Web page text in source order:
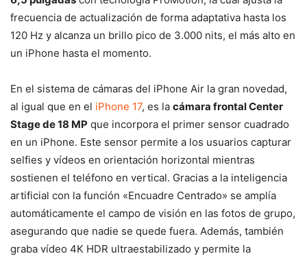
frecuencia de actualización de forma adaptativa hasta los
120 Hz y alcanza un brillo pico de 3.000 nits, el más alto en
un iPhone hasta el momento.
En el sistema de cámaras del iPhone Air la gran novedad,
al igual que en el iPhone 17, es la cámara frontal Center
Stage de 18 MP que incorpora el primer sensor cuadrado
en un iPhone. Este sensor permite a los usuarios capturar
selfies y vídeos en orientación horizontal mientras
sostienen el teléfono en vertical. Gracias a la inteligencia
artificial con la función «Encuadre Centrado» se amplía
automáticamente el campo de visión en las fotos de grupo,
asegurando que nadie se quede fuera. Además, también
graba vídeo 4K HDR ultraestabilizado y permite la